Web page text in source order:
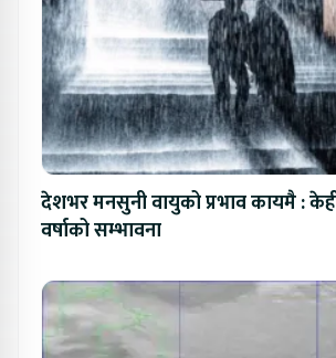
देशभर मनसुनी वायुको प्रभाव कायमै :
वर्षाको सम्भावना